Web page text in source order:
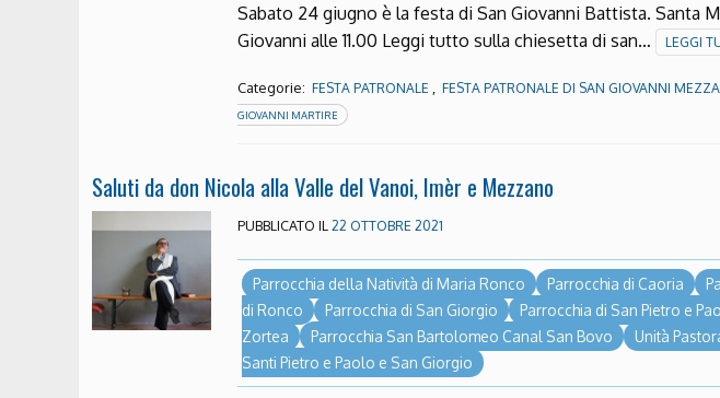
Sabato 24 giugno è la festa di San Giovanni Battista. Santa
Giovanni alle 11.00 Leggi tutto sulla chiesetta di san…
LEGGI
Categorie: FESTA PATRONALE FESTA PATRONALE DI SAN GIOVANNI
GIOVANNI MARTIRE
Saluti da don Nicola alla Valle del Vanoi, Imèr e Mezzano
PUBBLICATO IL22 OTTOBRE 2021
Parrocchia della Natività di Maria Ronco Parrocchia di Caoria
di Ronco
Parrocchia di San Giorgio Parrocchia di San Pietro e
Zortea
Parrocchia San Bartolomeo Canal San Bovo Unità
Santi Pietro e Paolo e San Giorgio